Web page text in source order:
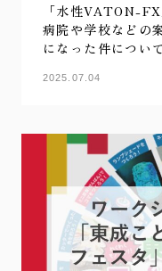
「水性VATON-
病院や学校などの
になった件について
2025.07.04